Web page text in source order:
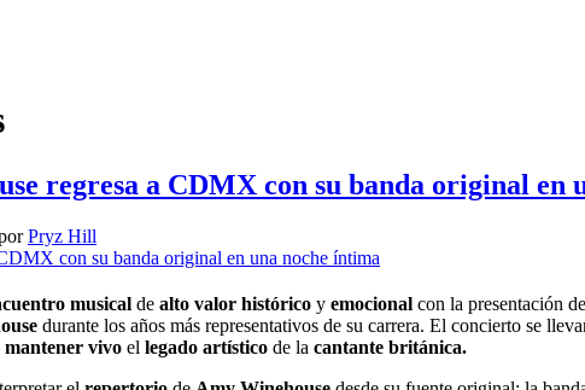
regresa a CDMX con su banda original en
Pryz Hill
musical de alto valor histórico y emocional con la presentación de
durante los años más representativos de su carrera. El concierto se
mantener vivo el legado artístico de la cantante británica.